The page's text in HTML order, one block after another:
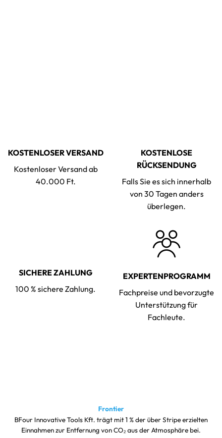
KOSTENLOSER VERSAND
Kostenloser Versand ab
40.000 Ft.
KOSTENLOSE
RÜCKSENDUNG
Falls Sie es sich innerhalb
von 30 Tagen anders
überlegen.
SICHERE ZAHLUNG
100 % sichere Zahlung.
EXPERTENPROGRAMM
Fachpreise und bevorzugte
Unterstützung für
Fachleute.
Frontier
BFour Innovative Tools Kft. trägt mit 1 % der über Stripe erzielten
Einnahmen zur Entfernung von CO₂ aus der Atmosphäre bei.